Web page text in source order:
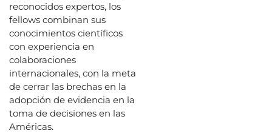
reconocidos expertos, los
fellows combinan sus
conocimientos científicos
con experiencia en
colaboraciones
internacionales, con la meta
de cerrar las brechas en la
adopción de evidencia en la
toma de decisiones en las
Américas.